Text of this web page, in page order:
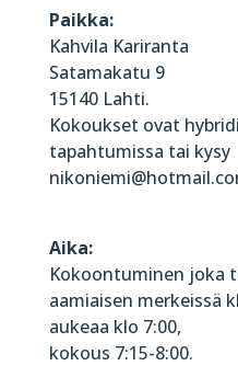
Paikka:
Kahvila Kariranta
Satamakatu 9
15140 Lahti.
Kokoukset ovat
tapahtumissa tai kysy
Aika:
Kokoontuminen joka
aamiaisen merkeissä
aukeaa klo 7:00,
kokous 7:15-8:00.